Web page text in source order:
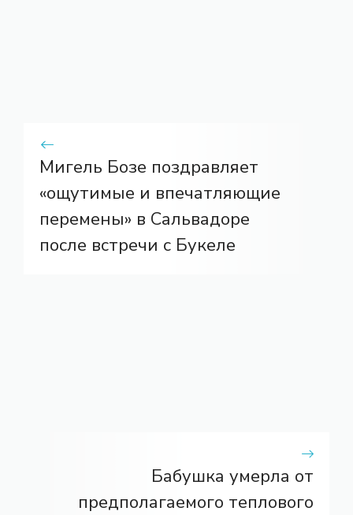
Мигель Бозе поздравляет
«ощутимые и впечатляющие
перемены» в Сальвадоре
после встречи с Букеле
Бабушка умерла от
предполагаемого теплового